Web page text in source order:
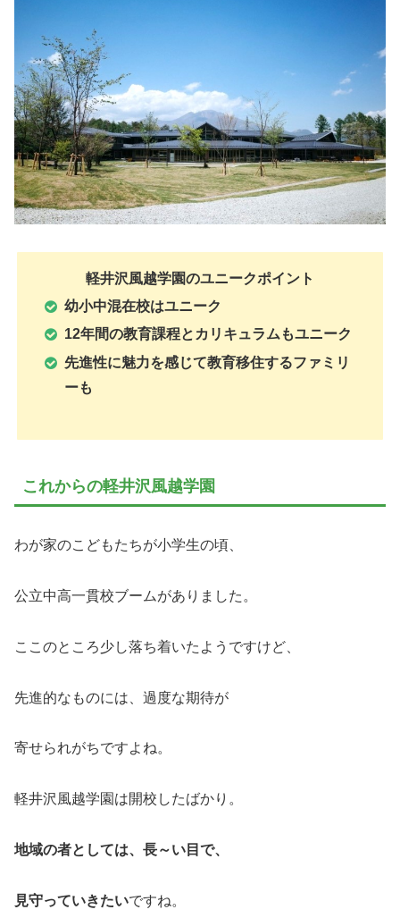
軽井沢風越学園のユニークポイント
幼小中混在校はユニーク
12年間の教育課程とカリキュラムもユニーク
先進性に魅力を感じて教育移住するファミリ
ーも
これからの軽井沢風越学園
わが家のこどもたちが小学生の頃、
公立中高一貫校ブームがありました。
ここのところ少し落ち着いたようですけど、
先進的なものには、過度な期待が
寄せられがちですよね。
軽井沢風越学園は開校したばかり。
地域の者としては、長～い目で、
見守っていきたいですね。